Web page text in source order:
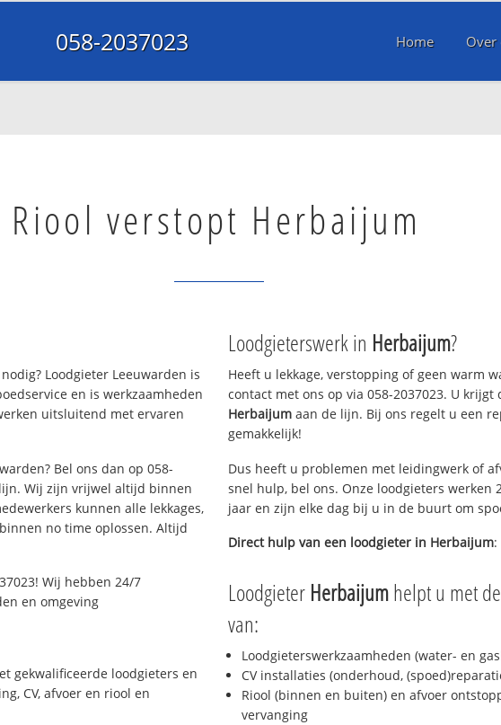
058-2037023 Home Over
Riool verstopt Herbaijum
Loodgieter Leeuwarden is
en is werkzaamheden
uitsluitend met ervaren
Bel ons dan op 058-
Wij zijn vrijwel altijd binnen
kunnen alle lekkages,
no time oplossen. Altijd
Wij hebben 24/7
en omgeving
gekwalificeerde loodgieters en
CV, afvoer en riool en
Loodgieterswerk in Herbaijum?
Heeft u lekkage, verstopping of geen warm
contact met ons op via 058-2037023. U
Herbaijum aan de lijn. Bij ons regelt u een
gemakkelijk!
Dus heeft u problemen met leidingwerk of
snel hulp, bel ons. Onze loodgieters werken
jaar en zijn elke dag bij u in de buurt om
Direct hulp van een loodgieter in Herbaijum:
Loodgieter Herbaijumhelpt u met
van:
Loodgieterswerkzaamheden (water- en
CV installaties (onderhoud,
Riool (binnen en buiten) en afvoer
vervanging